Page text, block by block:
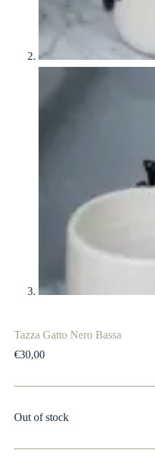
Tazza Gatto Nero Bassa
€30,00
Out of stock